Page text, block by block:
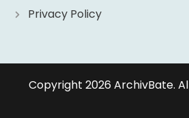
Privacy Policy
Copyright 2026 ArchivBate.